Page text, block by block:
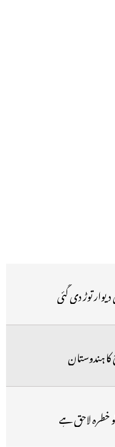
توڑ دی گئی
ہندوستان
خطرہ لاحق ہے